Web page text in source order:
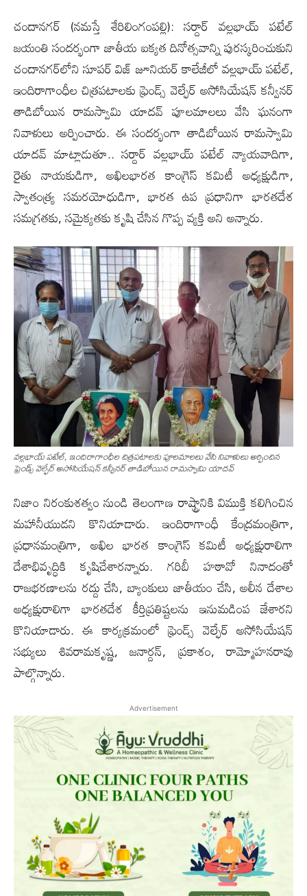
చందాన‌గ‌ర్ (న‌మ‌స్తే శేరిలింగంప‌ల్లి): స‌ర్దార్ వ‌ల్ల‌భాయ్ ప‌టేల్
జ‌యంతి సంద‌ర్భంగా జాతీయ ఐక్య‌త దినోత్స‌వాన్ని పుర‌స్క‌రించుకుని
చందాన‌గ‌ర్‌లోని సూప‌ర్ విజ్ జూనియ‌ర్ కాలేజీలో వ‌ల్ల‌భాయ్ ప‌టేల్‌,
ఇందిరాగాంధీల‌ చిత్రపటాలకు ఫ్రెండ్స్ వెల్ఫేర్ అసోసియేషన్ క‌న్వీనర్
తాడిబోయిన రామస్వామి యాదవ్ పూలమాలలు వేసి ఘనంగా
నివాళులు అర్పించారు. ఈ సందర్భంగా తాడిబోయిన రామస్వామి
యాదవ్ మాట్లాడుతూ.. సర్దార్ వల్లభాయ్ పటేల్ న్యాయవాదిగా,
రైతు నాయకుడిగా, అఖిలభారత కాంగ్రెస్ కమిటీ అధ్యక్షుడిగా,
స్వాతంత్య్ర‌ సమరయోధుడిగా, భారత ఉప ప్రధానిగా భారతదేశ
సమగ్రతకు, సమైక్యతకు కృషి చేసిన గొప్ప వ్యక్తి అని అన్నారు.
వ‌ల్ల‌భాయ్ ప‌టేల్, ఇందిరాగాంధీల చిత్ర‌ప‌టాల‌కు పూల‌మాల‌లు వేసి నివాళులు అర్పించిన
ఫ్రెండ్స్ వెల్ఫేర్ అసోసియేషన్ క‌న్వీనర్ తాడిబోయిన రామస్వామి యాదవ్
నిజాం నిరంకుశత్వం నుండి తెలంగాణ రాష్ట్రానికి విముక్తి క‌లిగించిన
మ‌హానీయుడ‌ని కొనియాడారు. ఇందిరాగాంధీ కేంద్రమంత్రిగా,
ప్రధానమంత్రిగా, అఖిల భారత కాంగ్రెస్ కమిటీ అధ్యక్షురాలిగా
దేశాభివృద్ధికి కృషిచేశార‌న్నారు. గరిబీ హఠావో నినాదంతో
రాజభరణాలను రద్దు చేసి, బ్యాంకులు జాతీయం చేసి, అలీన దేశాల
అధ్యక్షురాలిగా భారతదేశ కీర్తిప్రతిష్టలను ఇనుమడింప జేశార‌ని
కొనియాడారు. ఈ కార్యక్రమంలో ఫ్రెండ్స్ వెల్ఫేర్ అసోసియేషన్
సభ్యులు శివరామకృష్ణ, జనార్దన్, ప్రకాశం, రామ్మోహనరావు
పాల్గొన్నారు.
Advertisement